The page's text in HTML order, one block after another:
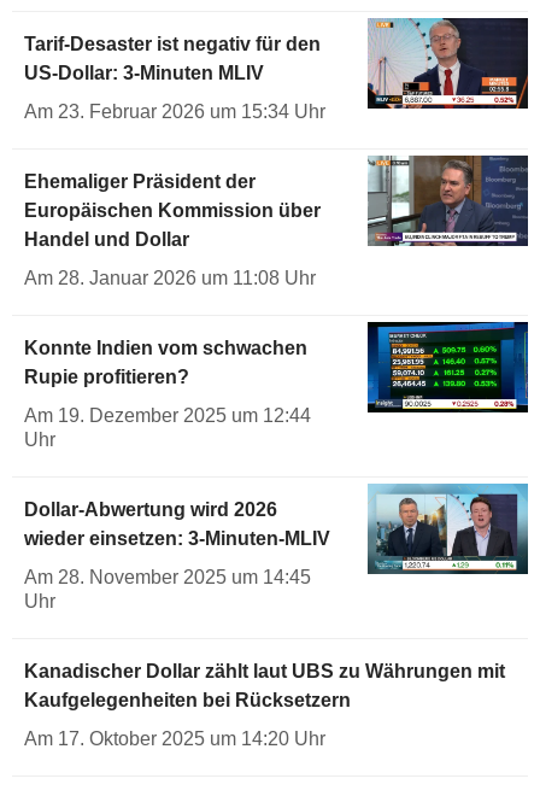
Tarif-Desaster ist negativ für den
US-Dollar: 3-Minuten MLIV
Am 23. Februar 2026 um 15:34 Uhr
Ehemaliger Präsident der
Europäischen Kommission über
Handel und Dollar
Am 28. Januar 2026 um 11:08 Uhr
Konnte Indien vom schwachen
Rupie profitieren?
Am 19. Dezember 2025 um 12:44
Uhr
Dollar-Abwertung wird 2026
wieder einsetzen: 3-Minuten-MLIV
Am 28. November 2025 um 14:45
Uhr
Kanadischer Dollar zählt laut UBS zu Währungen mit
Kaufgelegenheiten bei Rücksetzern
Am 17. Oktober 2025 um 14:20 Uhr